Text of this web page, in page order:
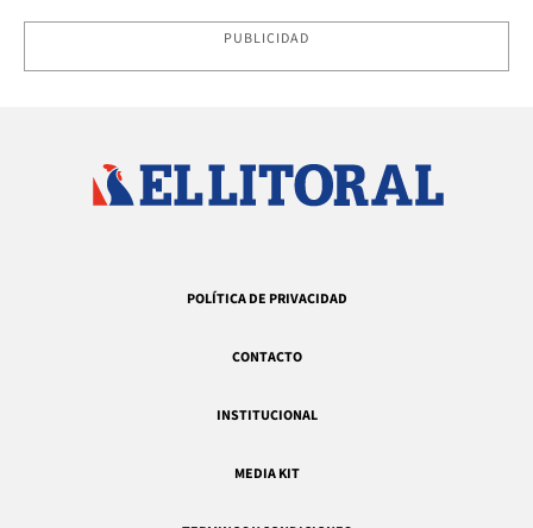
PUBLICIDAD
POLÍTICA DE PRIVACIDAD
CONTACTO
INSTITUCIONAL
MEDIA KIT